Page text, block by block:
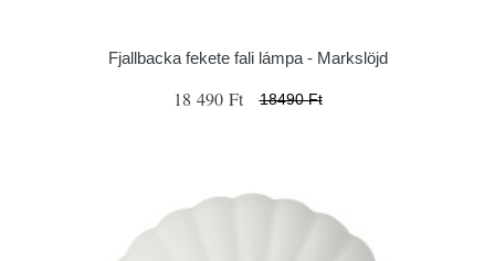
Fjallbacka fekete fali lámpa - Markslöjd
18 490 Ft 18490 Ft